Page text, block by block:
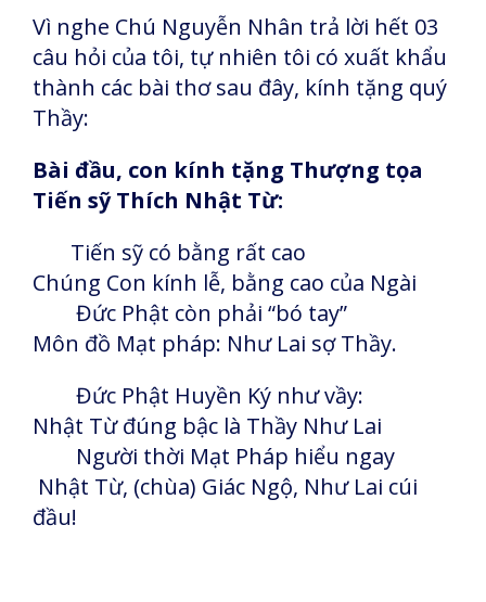
Vì nghe Chú Nguyễn Nhân trả lời hết 03
câu hỏi của tôi, tự nhiên tôi có xuất khẩu
thành các bài thơ sau đây, kính tặng quý
Thầy:
Bài đầu, con kính tặng Thượng tọa
Tiến sỹ Thích Nhật Từ:
Tiến sỹ có bằng rất cao
Chúng Con kính lễ, bằng cao của Ngài
Đức Phật còn phải “bó tay”
Môn đồ Mạt pháp: Như Lai sợ Thầy.
Đức Phật Huyền Ký như vầy:
Nhật Từ đúng bậc là Thầy Như Lai
Người thời Mạt Pháp hiểu ngay
Nhật Từ, (chùa) Giác Ngộ, Như Lai cúi
đầu!